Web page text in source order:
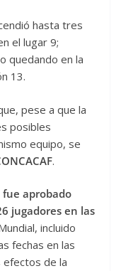
hasta tres
el lugar 9;
quedando en la
13.
pese a que la
posibles
equipo, se
.
fue aprobado
jugadores en las
incluido
fechas en las
de la